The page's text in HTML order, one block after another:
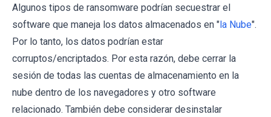
Algunos tipos de ransomware podrían secuestrar el
software que maneja los datos almacenados en "la Nube".
Por lo tanto, los datos podrían estar
corruptos/encriptados. Por esta razón, debe cerrar la
sesión de todas las cuentas de almacenamiento en la
nube dentro de los navegadores y otro software
relacionado. También debe considerar desinstalar